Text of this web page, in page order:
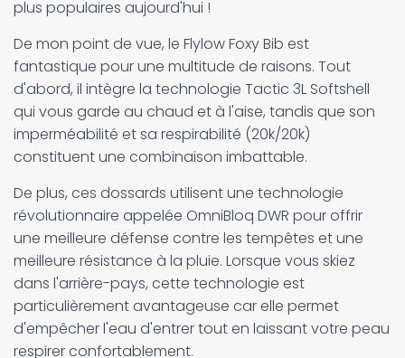
plus populaires aujourd'hui !
De mon point de vue, le Flylow Foxy Bib est
fantastique pour une multitude de raisons. Tout
d'abord, il intègre la technologie Tactic 3L Softshell
qui vous garde au chaud et à l'aise, tandis que son
imperméabilité et sa respirabilité (20k/20k)
constituent une combinaison imbattable.
De plus, ces dossards utilisent une technologie
révolutionnaire appelée OmniBloq DWR pour offrir
une meilleure défense contre les tempêtes et une
meilleure résistance à la pluie. Lorsque vous skiez
dans l'arrière-pays, cette technologie est
particulièrement avantageuse car elle permet
d'empêcher l'eau d'entrer tout en laissant votre peau
respirer confortablement.